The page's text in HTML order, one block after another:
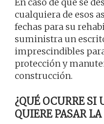
cualquiera de esos
fechas para su
suministra un
imprescindibles
protección y
construcción.
¿QUÉ OCURRE SI
QUIERE PASAR